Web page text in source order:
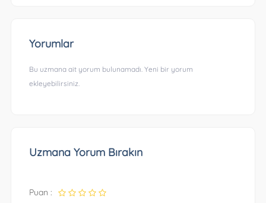
Yorumlar
Bu uzmana ait yorum bulunamadı. Yeni bir yorum
ekleyebilirsiniz.
Uzmana Yorum Bırakın
Puan :